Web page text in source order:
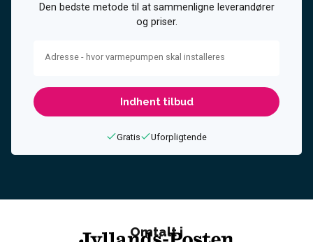
Den bedste metode til at sammenligne leverandører
og priser.
Adresse - hvor varmepumpen skal installeres
Gratis Uforpligtende
Omtalt i